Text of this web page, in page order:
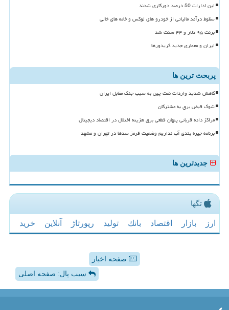
این ادارات 50 درصد دورکاری شدند
سقوط درآمد مالیاتی از خودرو های لوکس و خانه های خالی
برنت ۹۵ دلار و ۴۴ سنت شد
ایران و معماری جدید کریدورها
پربحث ترین ها
کاهش شدید واردات نفت چین به سبب جنگ مقابل ایران
شوک قبض برق به مشترکان
مراکز داده قربانی پنهان قطعی برق هزینه اختلال در اقتصاد دیجیتال
برنامه جیره بندی آب نداریم وضعیت قرمز سدها در تهران و مشهد
جدیدترین ها
تگها
ارز بازار اقتصاد بانك تولید رپورتاژ آنلاین خرید
صفحه اخبار
سیب پال: صفحه اصلی